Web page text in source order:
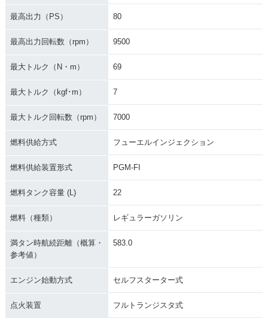
最高出力（PS） 80
最高出力回転数（rpm） 9500
最大トルク（N・m） 69
最大トルク（kgf･m） 7
最大トルク回転数（rpm） 7000
燃料供給方式 フューエルインジェクション
燃料供給装置形式 PGM-FI
燃料タンク容量 (L) 22
燃料（種類） レギュラーガソリン
満タン時航続距離（概算・
参考値）
583.0
エンジン始動方式 セルフスターター式
点火装置 フルトランジスタ式